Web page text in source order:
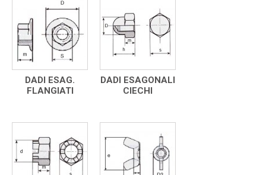
DADI ESAG.
FLANGIATI
DADI ESAGONALI
CIECHI